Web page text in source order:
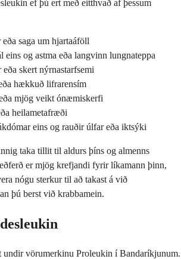
ef þú ert með eitthvað af þessum
saga um hjartaáföll
eins og astma eða langvinn lungnateppa
skert nýrnastarfsemi
hækkuð lifrarensím
mjög veikt ónæmiskerfi
heilametafræði
eins og rauðir úlfar eða iktsýki
taka tillit til aldurs þíns og almenns
er mjög krefjandi fyrir líkamann þinn,
nógu sterkur til að takast á við
þú berst við krabbamein.
undir vörumerkinu Proleukin í Bandaríkjunum.